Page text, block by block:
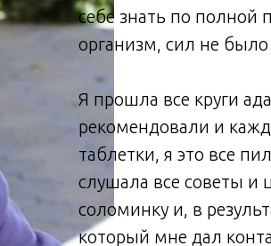
себе знать по полной
организм, сил не
Я прошла все круги
рекомендовали и
таблетки, я это все
слушала все советы и
соломинку и, в
который мне дал